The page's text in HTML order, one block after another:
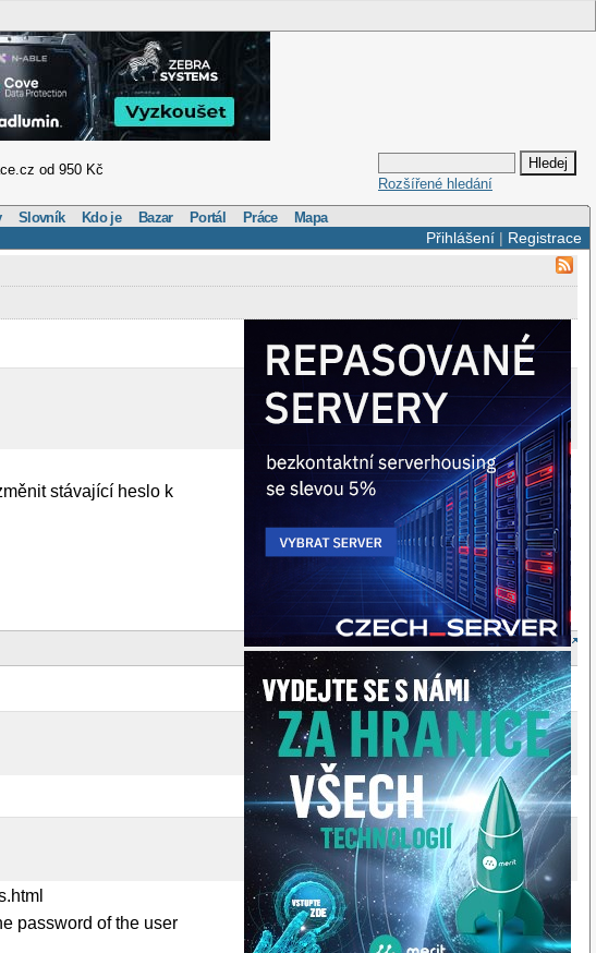
od 950 Kč
Rozšířené hledání
Slovník Kdo je Bazar Portál Práce Mapa
Přihlášení| Registrace
stávající heslo k
password of the user